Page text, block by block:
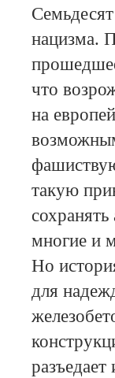
нацизма.
что
на
такую
многие и
Но
для